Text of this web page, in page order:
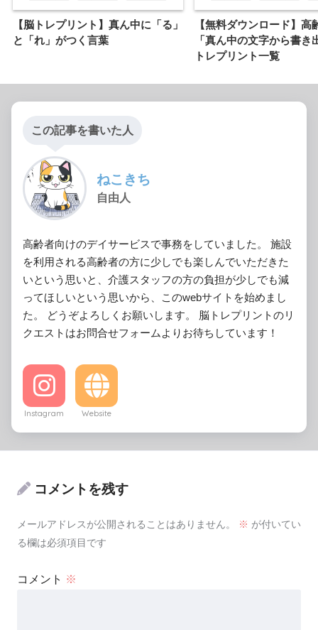
【脳トレプリント】真ん中に「る」
と「れ」がつく言葉
【無料ダウンロード】高
「真ん中の文字から書き
トレプリント一覧
この記事を書いた人
ねこきち
自由人
高齢者向けのデイサービスで事務をしていました。 施設
を利用される高齢者の方に少しでも楽しんでいただきた
いという思いと、介護スタッフの方の負担が少しでも減
ってほしいという思いから、このwebサイトを始めまし
た。 どうぞよろしくお願いします。 脳トレプリントのリ
クエストはお問合せフォームよりお待ちしています！
Instagram Website
コメントを残す
メールアドレスが公開されることはありません。 ※ が付いてい
る欄は必須項目です
コメント ※